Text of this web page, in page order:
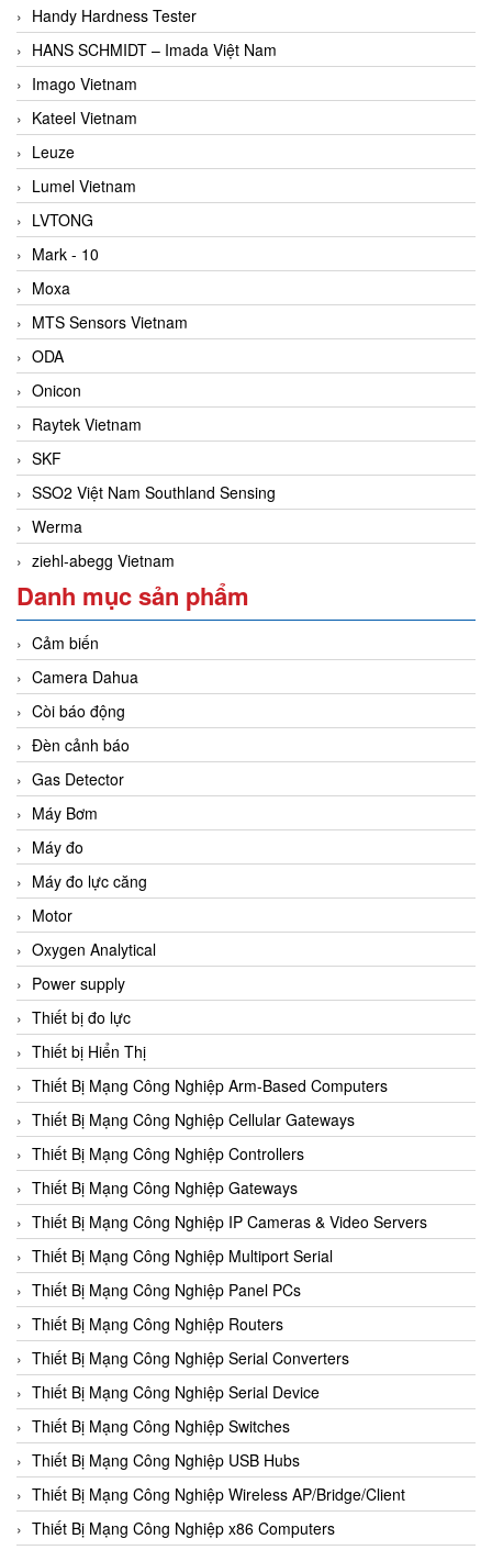
Handy Hardness Tester
HANS SCHMIDT – Imada Việt Nam
Imago Vietnam
Kateel Vietnam
Leuze
Lumel Vietnam
LVTONG
Mark - 10
Moxa
MTS Sensors Vietnam
ODA
Onicon
Raytek Vietnam
SKF
SSO2 Việt Nam Southland Sensing
Werma
ziehl-abegg Vietnam
Danh mục sản phẩm
Cảm biến
Camera Dahua
Còi báo động
Đèn cảnh báo
Gas Detector
Máy Bơm
Máy đo
Máy đo lực căng
Motor
Oxygen Analytical
Power supply
Thiết bị đo lực
Thiết bị Hiển Thị
Thiết Bị Mạng Công Nghiệp Arm-Based Computers
Thiết Bị Mạng Công Nghiệp Cellular Gateways
Thiết Bị Mạng Công Nghiệp Controllers
Thiết Bị Mạng Công Nghiệp Gateways
Thiết Bị Mạng Công Nghiệp IP Cameras & Video Servers
Thiết Bị Mạng Công Nghiệp Multiport Serial
Thiết Bị Mạng Công Nghiệp Panel PCs
Thiết Bị Mạng Công Nghiệp Routers
Thiết Bị Mạng Công Nghiệp Serial Converters
Thiết Bị Mạng Công Nghiệp Serial Device
Thiết Bị Mạng Công Nghiệp Switches
Thiết Bị Mạng Công Nghiệp USB Hubs
Thiết Bị Mạng Công Nghiệp Wireless AP/Bridge/Client
Thiết Bị Mạng Công Nghiệp x86 Computers